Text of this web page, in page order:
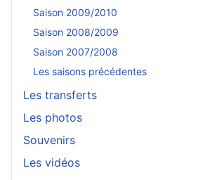
Saison 2009/2010
Saison 2008/2009
Saison 2007/2008
Les saisons précédentes
Les transferts
Les photos
Souvenirs
Les vidéos